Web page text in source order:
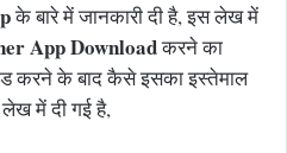
के बारे में जानकारी दी है, इस लेख में
App Downloadकरने का
करने के बाद कैसे इसका इस्तेमाल
लेख में दी गई है,